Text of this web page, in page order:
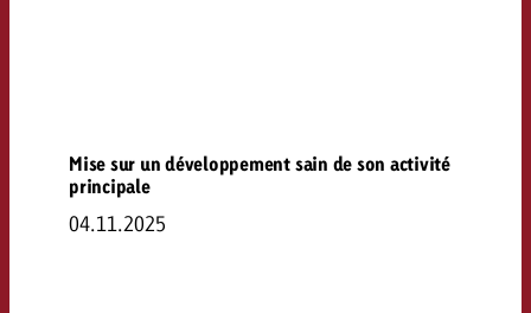
Mise sur un développement sain de son activité
principale
04.11.2025